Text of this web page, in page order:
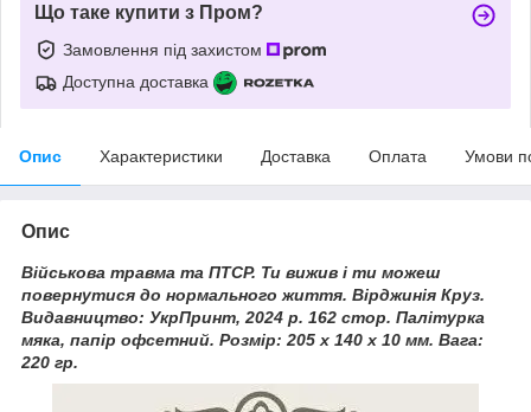
Що таке купити з Пром?
Замовлення під захистом
Доступна доставка
Опис Характеристики Доставка Оплата Умови
Опис
Військова травма та ПТСР. Ти вижив і ти можеш
повернутися до нормального життя. Вірджинія Круз.
Видавництво: УкрПринт, 2024 р. 162 стор. Палітурка
мяка, папір офсетний. Розмір: 205 х 140 х 10 мм. Вага:
220 гр.